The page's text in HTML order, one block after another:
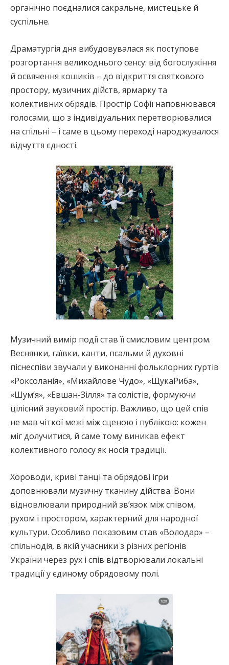
органічно поєдналися сакральне, мистецьке й
суспільне.
Драматургія дня вибудовувалася як поступове
розгортання великоднього сенсу: від богослужіння
й освячення кошиків – до відкриття святкового
простору, музичних дійств, ярмарку та
колективних обрядів. Простір Софії наповнювався
голосами, що з індивідуальних перетворювалися
на спільні – і саме в цьому переході народжувалося
відчуття єдності.
Музичний вимір події став її смисловим центром.
Веснянки, гаївки, канти, псальми й духовні
піснеспіви звучали у виконанні фольклорних гуртів
«Роксоланія», «Михайлове Чудо», «ЩукаРиба»,
«Шум’я», «Евшан-Зілля» та солістів, формуючи
цілісний звуковий простір. Важливо, що цей спів
не мав чіткої межі між сценою і публікою: кожен
міг долучитися, й саме тому виникав ефект
колективного голосу як носія традиції.
Хороводи, криві танці та обрядові ігри
доповнювали музичну тканину дійства. Вони
відновлювали природний зв’язок між співом,
рухом і простором, характерний для народної
культури. Особливо показовим став «Володар» –
спільнодія, в якій учасники з різних регіонів
України через рух і спів відтворювали локальні
традиції у єдиному обрядовому полі.